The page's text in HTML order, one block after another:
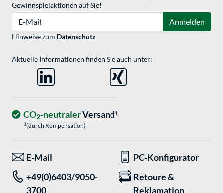
Gewinnspielaktionen auf Sie!
Anmelden
Hinweise zum Datenschutz
Aktuelle Informationen finden Sie auch unter:
CO2-neutralerVersand1
1(durch Kompensation)
E-Mail
PC-Konfigurator
+49(0)6403/9050-
3700
Retoure &
Reklamation